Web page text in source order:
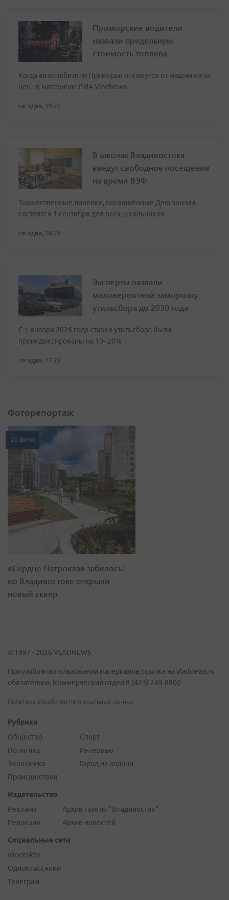
Приморские водители
назвали предельную
стоимость топлива
Когда автолюбители Приморья откажутся от машин из-за
цен - в материале РИА VladNews
сегодня, 19:27
В школах Владивостока
введут свободное посещение
на время ВЭФ
Торжественные линейки, посвящённые Дню знаний,
состоятся 1 сентября для всех школьников
сегодня, 18:26
Эксперты назвали
маловероятной заморозку
утильсбора до 2030 года
С 1 января 2026 года ставки утильсбора были
проиндексированы на 10–20%
сегодня, 17:28
Фоторепортаж
20 фото
«Сердце Патрокла» забилось:
во Владивостоке открыли
новый сквер
© 1997 - 2026 VLADNEWS
При любом использовании материалов ссылка на vladnews.ru
обязательна. Коммерческий отдел 8 (423) 249-8800
Политика обработки персональных данных
Рубрики
Общество
Политика
Экономика
Происшествия
Спорт
Интервью
Город на ладони
Издательство
Реклама
Редакция
Архив газеты "Владивосток"
Архив новостей
Социальные сети
vkontakte
Одноклассники
Телеграм